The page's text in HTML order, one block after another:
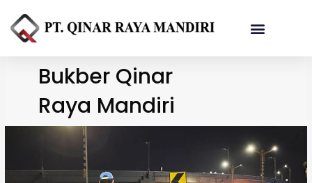
Bukber Qinar
Raya Mandiri